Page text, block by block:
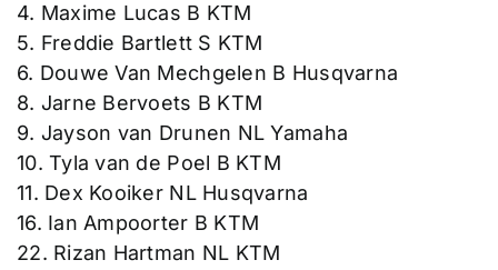
4. Maxime Lucas B KTM
5. Freddie Bartlett S KTM
6. Douwe Van Mechgelen B Husqvarna
8. Jarne Bervoets B KTM
9. Jayson van Drunen NL Yamaha
10. Tyla van de Poel B KTM
11. Dex Kooiker NL Husqvarna
16. Ian Ampoorter B KTM
22. Rizan Hartman NL KTM